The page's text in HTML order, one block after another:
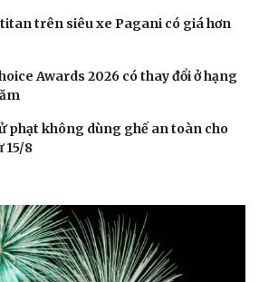
trên siêu xe Pagani có giá hơn
Awards 2026 có thay đổi ở hạng
phạt không dùng ghế an toàn cho
15/8